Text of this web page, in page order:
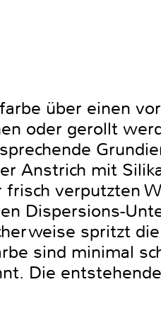
über einen
oder gerollt
Anstrich mit
verputzten
Dispersions-
spritzt
sind minimal
Die